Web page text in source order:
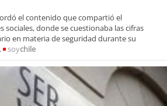
el contenido que compartió el
sociales, donde se cuestionaba las cifras
en materia de seguridad durante su
soychile